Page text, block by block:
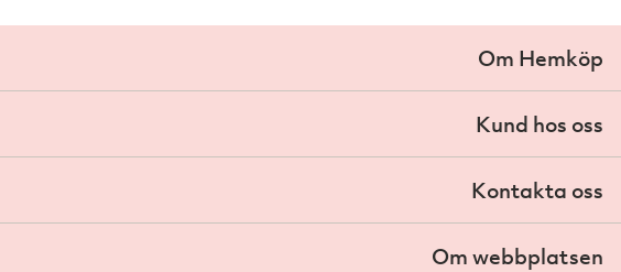
Om Hemköp
Kund hos oss
Kontakta oss
Om webbplatsen